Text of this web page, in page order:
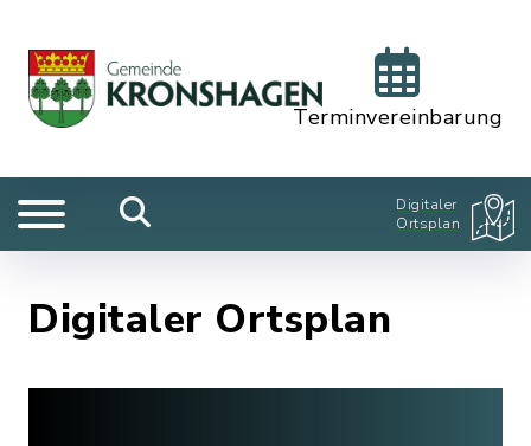
Terminvereinbarung
Digitaler
Ortsplan
Digitaler Ortsplan